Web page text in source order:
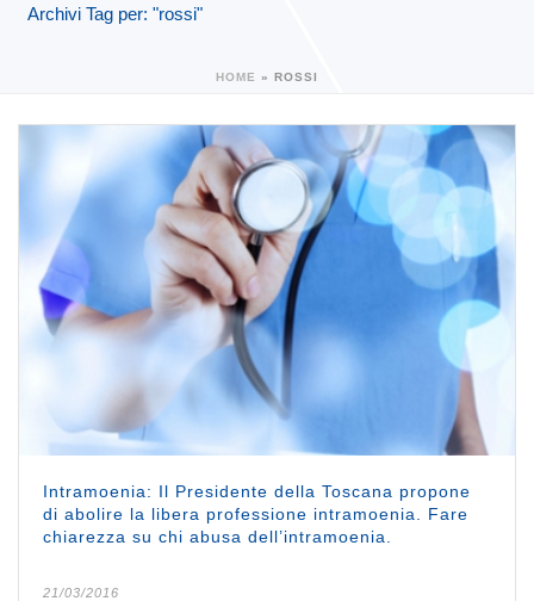
Archivi Tag per: "rossi"
HOME » ROSSI
Intramoenia: Il Presidente della Toscana propone
di abolire la libera professione intramoenia. Fare
chiarezza su chi abusa dell’intramoenia.
21/03/2016